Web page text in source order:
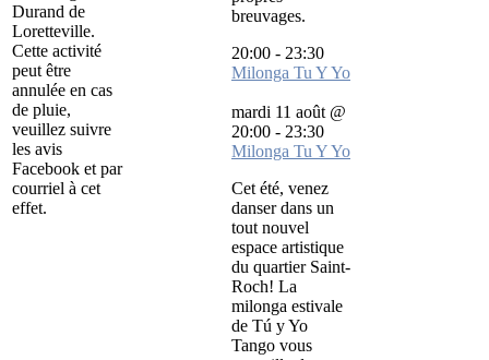
Durand de
Loretteville.
Cette activité
peut être
annulée en cas
de pluie,
veuillez suivre
les avis
Facebook et par
courriel à cet
effet.
breuvages.
20:00 - 23:30
Milonga Tu Y Yo
mardi 11 août @
20:00 - 23:30
Milonga Tu Y Yo
Cet été, venez
danser dans un
tout nouvel
espace artistique
du quartier Saint-
Roch! La
milonga estivale
de Tú y Yo
Tango vous